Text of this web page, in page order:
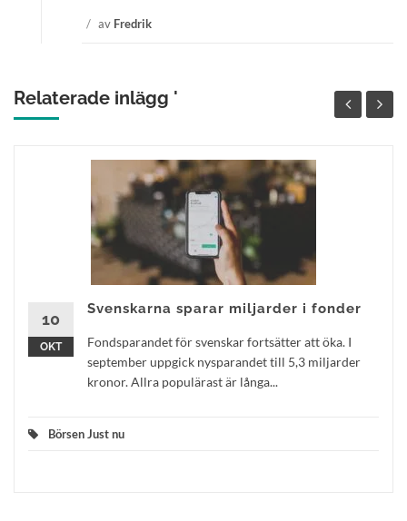
/ av Fredrik
Relaterade inlägg '
10
OKT
Svenskarna sparar miljarder i fonder
Fondsparandet för svenskar fortsätter att öka. I
september uppgick nysparandet till 5,3 miljarder
kronor. Allra populärast är långa...
Börsen Just nu